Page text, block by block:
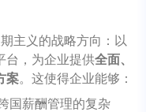
主义的战略方向：以
台，为企业提供全面、
案。这使得企业能够：
国薪酬管理的复杂